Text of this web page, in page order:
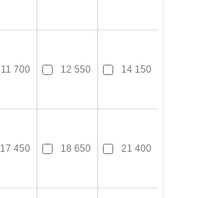
11 700 12 550 14 150
17 450 18 650 21 400